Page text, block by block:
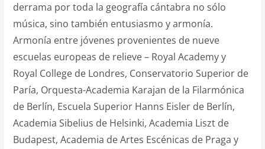
derrama por toda la geografía cántabra no sólo
música, sino también entusiasmo y armonía.
Armonía entre jóvenes provenientes de nueve
escuelas europeas de relieve – Royal Academy y
Royal College de Londres, Conservatorio Superior de
Paría, Orquesta-Academia Karajan de la Filarmónica
de Berlín, Escuela Superior Hanns Eisler de Berlín,
Academia Sibelius de Helsinki, Academia Liszt de
Budapest, Academia de Artes Escénicas de Praga y